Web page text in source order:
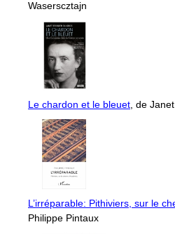
Waserscztajn
Le chardon et le bleuet, de
L’irréparable: Pithiviers, sur le
Philippe Pintaux